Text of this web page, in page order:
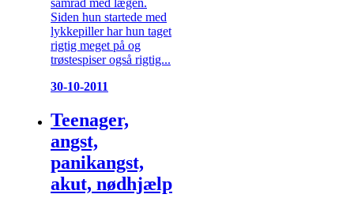
samråd med lægen.
Siden hun startede med
lykkepiller har hun taget
rigtig meget på og
trøstespiser også rigtig...
30-10-2011
Teenager,
angst,
panikangst,
akut, nødhjælp